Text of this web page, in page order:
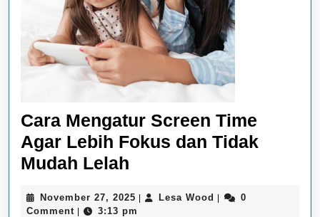
Cara Mengatur Screen Time
Agar Lebih Fokus dan Tidak
Mudah Lelah
Screen
November 27, 2025 November
27,
Lesa Wood Lesa 0
Comment
3:13 pm